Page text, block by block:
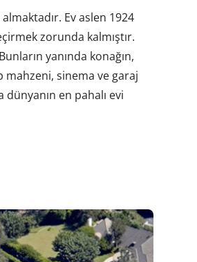
Ev aslen 1924
zorunda kalmıştır.
yanında konağın,
sinema ve garaj
dünyanın en pahalı evi